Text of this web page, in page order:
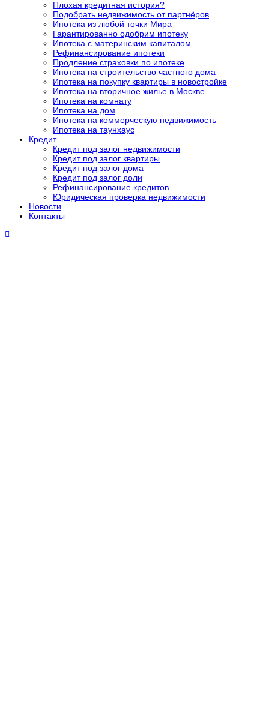
Плохая кредитная история?
Подобрать недвижимость от партнёров
Ипотека из любой точки Мира
Гарантированно одобрим ипотеку
Ипотека с материнским капиталом
Рефинансирование ипотеки
Продление страховки по ипотеке
Ипотека на строительство частного дома
Ипотека на покупку квартиры в новостройке
Ипотека на вторичное жилье в Москве
Ипотека на комнату
Ипотека на дом
Ипотека на коммерческую недвижимость
Ипотека на таунхаус
Кредит
Кредит под залог недвижимости
Кредит под залог квартиры
Кредит под залог дома
Кредит под залог доли
Рефинансирование кредитов
Юридическая проверка недвижимости
Новости
Контакты